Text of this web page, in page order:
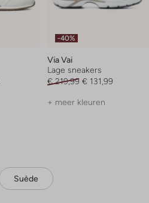
-40%
Via Vai
Lage sneakers
€ 219,99 € 131,99
+ meer kleuren
Suède